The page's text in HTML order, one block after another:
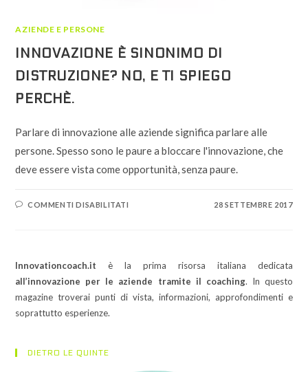
AZIENDE E PERSONE
INNOVAZIONE È SINONIMO DI
DISTRUZIONE? NO, E TI SPIEGO
PERCHÈ.
Parlare di innovazione alle aziende significa parlare alle
persone. Spesso sono le paure a bloccare l'innovazione, che
deve essere vista come opportunità, senza paure.
COMMENTI DISABILITATI
E
TI
SPIEGO
PERCHÈ.
28 SETTEMBRE 2017
Innovationcoach.it è la prima risorsa italiana dedicata
all’innovazione per le aziende tramite il coaching. In questo
magazine troverai punti di vista, informazioni, approfondimenti e
soprattutto esperienze.
DIETRO LE QUINTE